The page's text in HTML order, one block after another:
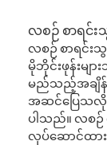
လစဉ် စာရင်း
လစဉ် စာရင်း
မိုဘိုင်းဖုန်းမျာ
မည်သည့်အချိ
အဆင်ပြေသလို
ပါသည်။ လစဉ်
လုပ်ဆောင်ထား